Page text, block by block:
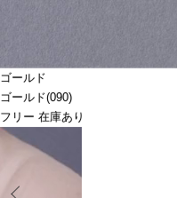
ゴールド
ゴールド(090)
フリー 在庫あり